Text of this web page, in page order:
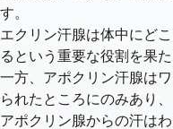
す。
エクリン汗腺は体中にど
るという重要な役割を果た
一方、アポクリン汗腺は
られたところにのみあり、
アポクリン腺からの汗は